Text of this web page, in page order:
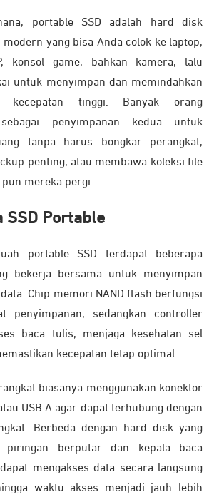
portable SSD adalah hard disk
yang bisa Anda colok ke laptop,
konsol game, bahkan kamera, lalu
untuk menyimpan dan memindahkan
kecepatan tinggi. Banyak orang
penyimpanan kedua untuk
tanpa harus bongkar perangkat,
penting, atau membawa koleksi file
mereka pergi.
SSD Portable
portable SSD terdapat beberapa
bekerja bersama untuk menyimpan
Chip memori NAND flash berfungsi
penyimpanan, sedangkan controller
baca tulis, menjaga kesehatan sel
kecepatan tetap optimal.
biasanya menggunakan konektor
USB A agar dapat terhubung dengan
Berbeda dengan hard disk yang
piringan berputar dan kepala baca
mengakses data secara langsung
waktu akses menjadi jauh lebih